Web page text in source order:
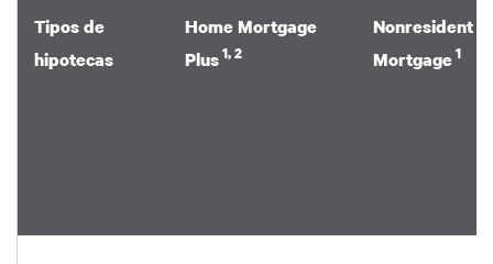
Tipos de
hipotecas
Home Mortgage
Plus1, 2
Nonresident
Mortgage1